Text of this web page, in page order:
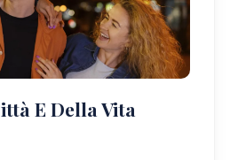
E Della Vita